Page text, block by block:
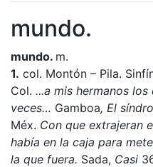
mundo.
mundo. m.
1. col. Montón – Pila.
Col. ...a mis hermanos
veces… Gamboa, El
Méx. Con que extrajeran
había en la caja para
la que fuera. Sada, Casi